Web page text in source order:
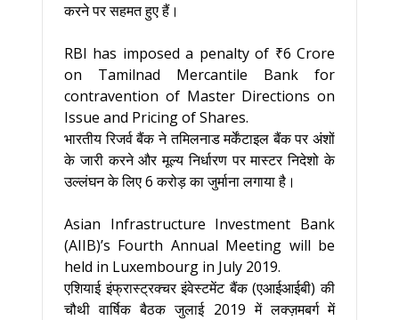
करने पर सहमत हुए हैं।
RBI has imposed a penalty of ₹6 Crore
on Tamilnad Mercantile Bank for
contravention of Master Directions on
Issue and Pricing of Shares.
भारतीय रिजर्व बैंक ने तमिलनाड मर्केंटाइल बैंक पर अंशों
के जारी करने और मूल्य निर्धारण पर मास्टर निदेशो के
उल्लंघन के लिए 6 करोड़ का जुर्माना लगाया है।
Asian Infrastructure Investment Bank
(AIIB)’s Fourth Annual Meeting will be
held in Luxembourg in July 2019.
एशियाई इंफ्रास्ट्रक्चर इंवेस्टमेंट बैंक (एआईआईबी) की
चौथी वार्षिक बैठक जुलाई 2019 में लक्ज़मबर्ग में